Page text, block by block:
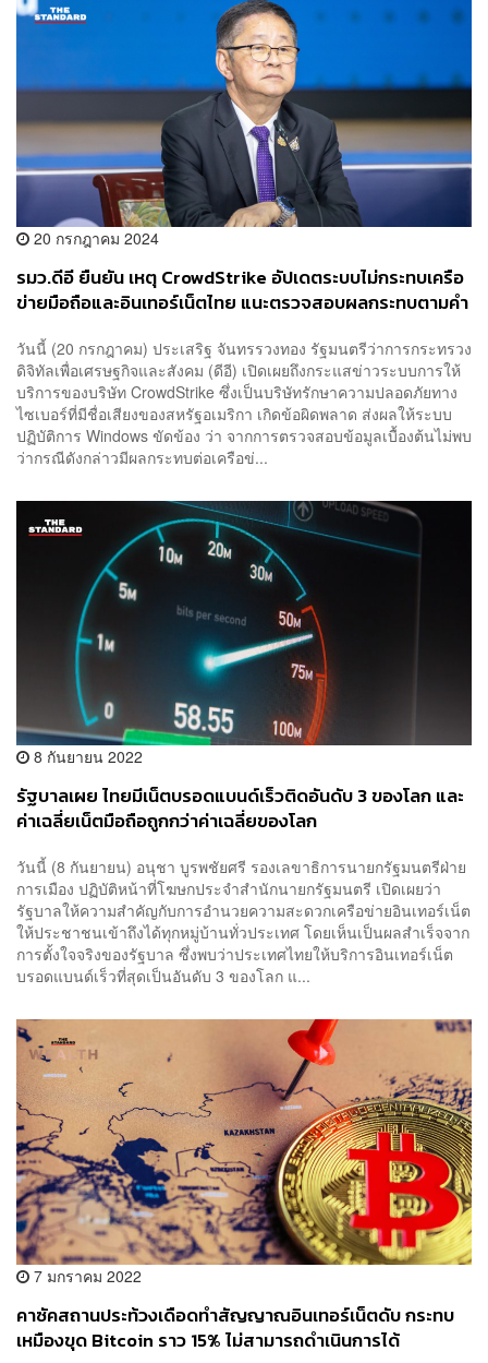
20 กรกฎาคม 2024
รมว.ดีอี ยืนยัน เหตุ CrowdStrike อัปเดตระบบไม่กระทบเครือ
ข่ายมือถือและอินเทอร์เน็ตไทย แนะตรวจสอบผลกระทบตามคำ
วันนี้ (20 กรกฎาคม) ประเสริฐ จันทรรวงทอง รัฐมนตรีว่าการกระทรวง
ดิจิทัลเพื่อเศรษฐกิจและสังคม (ดีอี) เปิดเผยถึงกระแสข่าวระบบการให้
บริการของบริษัท CrowdStrike ซึ่งเป็นบริษัทรักษาความปลอดภัยทาง
ไซเบอร์ที่มีชื่อเสียงของสหรัฐอเมริกา เกิดข้อผิดพลาด ส่งผลให้ระบบ
ปฏิบัติการ Windows ขัดข้อง ว่า จากการตรวจสอบข้อมูลเบื้องต้นไม่พบ
ว่ากรณีดังกล่าวมีผลกระทบต่อเครือข่...
8 กันยายน 2022
รัฐบาลเผย ไทยมีเน็ตบรอดแบนด์เร็วติดอันดับ 3 ของโลก และ
ค่าเฉลี่ยเน็ตมือถือถูกกว่าค่าเฉลี่ยของโลก
วันนี้ (8 กันยายน) อนุชา บูรพชัยศรี รองเลขาธิการนายกรัฐมนตรีฝ่าย
การเมือง ปฏิบัติหน้าที่โฆษกประจำสำนักนายกรัฐมนตรี เปิดเผยว่า
รัฐบาลให้ความสำคัญกับการอำนวยความสะดวกเครือข่ายอินเทอร์เน็ต
ให้ประชาชนเข้าถึงได้ทุกหมู่บ้านทั่วประเทศ โดยเห็นเป็นผลสำเร็จจาก
การตั้งใจจริงของรัฐบาล ซึ่งพบว่าประเทศไทยให้บริการอินเทอร์เน็ต
บรอดแบนด์เร็วที่สุดเป็นอันดับ 3 ของโลก แ...
7 มกราคม 2022
คาซัคสถานประท้วงเดือดทำสัญญาณอินเทอร์เน็ตดับ กระทบ
เหมืองขุด Bitcoin ราว 15% ไม่สามารถดำเนินการได้